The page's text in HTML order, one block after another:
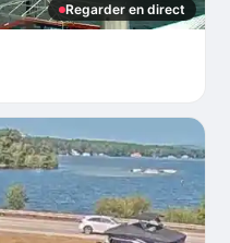
Regarder en direct